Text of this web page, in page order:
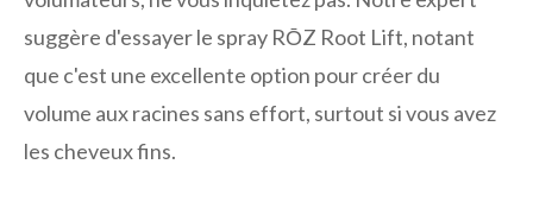
suggère d'essayer le spray RŌZ Root Lift, notant
que c'est une excellente option pour créer du
volume aux racines sans effort, surtout si vous avez
les cheveux fins.